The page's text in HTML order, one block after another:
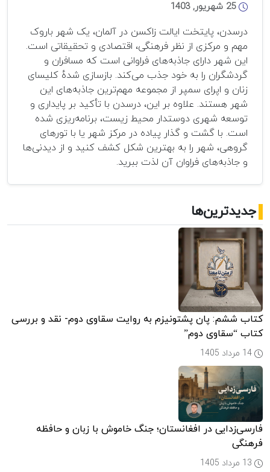
25 شهریور, 1403
درسدن، پایتخت ایالت زاکسن در آلمان، یک شهر باروک
مهم و مرکزی از نظر فرهنگی، اقتصادی و تحقیقاتی است.
این شهر دارای جاذبه‌های فراوانی است که مسافران و
گردشگران را به خود جذب می‌کند. بازسازی شده‌ٔ کلیسای
زنان و اپرای سمپر از مجموعه مهم‌ترین جاذبه‌های این
شهر هستند. علاوه بر این، درسدن با تأکید بر پایداری و
توسعه شهری دوستدار محیط زیست، برنامه‌ریزی شده
است. با گشت و گذار پیاده در مرکز شهر یا با تورهای
گروهی، شهر را به بهترین شکل کشف کنید و از دیدنی‌ها
و جاذبه‌های فراوان آن لذت ببرید.
جدیدترین‌ها
کتاب ششم: پان پشتونیزم به روایت سقاوی دوم- نقد و بررسی
کتاب “سقاوی دوم”
فارسی‌زدایی در افغانستان؛ جنگ خاموش با زبان و حافظه
فرهنگی